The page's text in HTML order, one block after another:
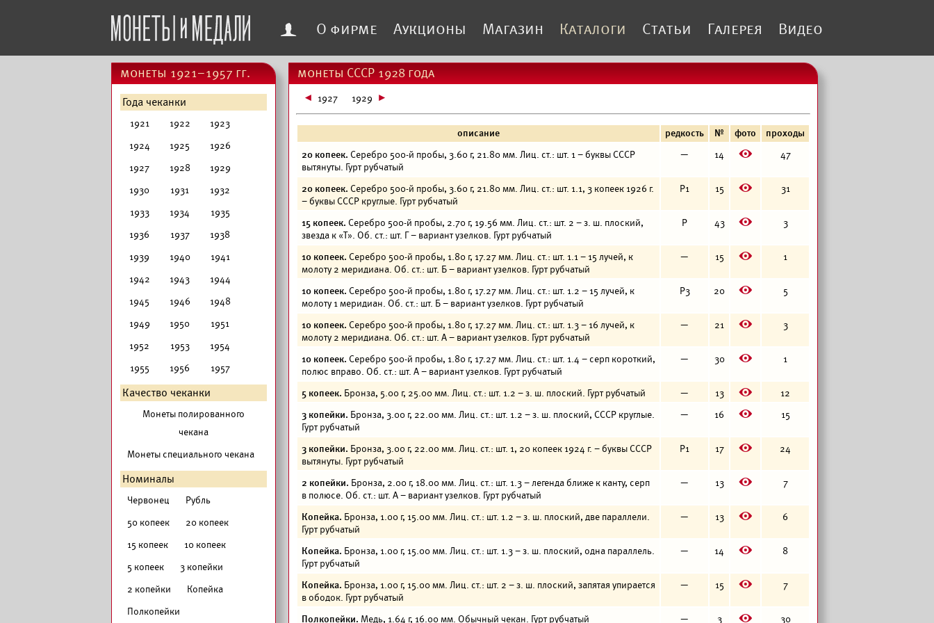
f О фирме Аукционы Магазин Каталоги Статьи Галерея Видео
монеты 1921–1957 гг.
Года чеканки
1921 1922
1923
1924
1925
1926
1927
1928
1929
1930
1931
1932
1933
1934
1935
1936
1937
1938
1939
1940
1941
1942
1943
1944
1945
1946
1948
1949
1950
1951
1952
1953
1954
1955
1956 1957
Качество чеканки
Монеты полированного
чекана
Монеты специального чекана
Номиналы
Червонец
Рубль
50 копеек
20 копеек
15 копеек
10 копеек
5 копеек
3 копейки
2 копейки
Копейка
Полкопейки
монеты СССР 1928 года
1927 1929
описание редкость № фото
проходы
20 копеек. Серебро 500-й пробы, 3.60 г, 21.80 мм. Лиц. ст.: шт. 1 – буквы СССР
вытянуты. Гурт рубчатый
— 14 E 47
20 копеек. Серебро 500-й пробы, 3.60 г, 21.80 мм. Лиц. ст.: шт. 1.1, 3 копеек 1926 г.
– буквы СССР круглые. Гурт рубчатый
Р1 15 E 31
15 копеек. Серебро 500-й пробы, 2.70 г, 19.56 мм. Лиц. ст.: шт. 2 – з. ш. плоский,
звезда к «Т». Об. ст.: шт. Г – вариант узелков. Гурт рубчатый
Р 43 E 3
10 копеек. Серебро 500-й пробы, 1.80 г, 17.27 мм. Лиц. ст.: шт. 1.1 – 15 лучей, к
молоту 2 меридиана. Об. ст.: шт. Б – вариант узелков. Гурт рубчатый
— 15 E 1
10 копеек. Серебро 500-й пробы, 1.80 г, 17.27 мм. Лиц. ст.: шт. 1.2 – 15 лучей, к
молоту 1 меридиан. Об. ст.: шт. Б – вариант узелков. Гурт рубчатый
Р3 20 E 5
10 копеек. Серебро 500-й пробы, 1.80 г, 17.27 мм. Лиц. ст.: шт. 1.3 – 16 лучей, к
молоту 2 меридиана. Об. ст.: шт. А – вариант узелков. Гурт рубчатый
— 21 E 3
10 копеек. Серебро 500-й пробы, 1.80 г, 17.27 мм. Лиц. ст.: шт. 1.4 – серп короткий,
полюс вправо. Об. ст.: шт. А – вариант узелков. Гурт рубчатый
— 30 E 1
5 копеек. Бронза, 5.00 г, 25.00 мм. Лиц. ст.: шт. 1.2 – з. ш. плоский. Гурт рубчатый — 13 E
12
3 копейки. Бронза, 3.00 г, 22.00 мм. Лиц. ст.: шт. 1.2 – з. ш. плоский, СССР круглые.
Гурт рубчатый
— 16 E 15
3 копейки. Бронза, 3.00 г, 22.00 мм. Лиц. ст.: шт. 1, 20 копеек 1924 г. – буквы СССР
вытянуты. Гурт рубчатый
Р1 17 E 24
2 копейки. Бронза, 2.00 г, 18.00 мм. Лиц. ст.: шт. 1.3 – легенда ближе к канту, серп
в полюсе. Об. ст.: шт. А – вариант узелков. Гурт рубчатый
— 13 E 7
Копейка. Бронза, 1.00 г, 15.00 мм. Лиц. ст.: шт. 1.2 – з. ш. плоский, две параллели.
Гурт рубчатый
— 13 E 6
Копейка. Бронза, 1.00 г, 15.00 мм. Лиц. ст.: шт. 1.3 – з. ш. плоский, одна параллель.
Гурт рубчатый
— 14 E 8
Копейка. Бронза, 1.00 г, 15.00 мм. Лиц. ст.: шт. 2 – з. ш. плоский, запятая упирается
в ободок. Гурт рубчатый
— 15 E 7
Полкопейки. Медь, 1.64 г, 16.00 мм. Обычный чекан. Гурт рубчатый — 3 E 30